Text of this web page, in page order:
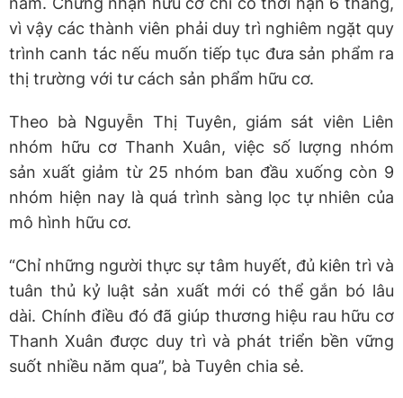
vì vậy các thành viên phải duy trì nghiêm ngặt quy
trình canh tác nếu muốn tiếp tục đưa sản phẩm ra
thị trường với tư cách sản phẩm hữu cơ.
Theo bà Nguyễn Thị Tuyên, giám sát viên Liên
nhóm hữu cơ Thanh Xuân, việc số lượng nhóm
sản xuất giảm từ 25 nhóm ban đầu xuống còn 9
nhóm hiện nay là quá trình sàng lọc tự nhiên của
mô hình hữu cơ.
“Chỉ những người thực sự tâm huyết, đủ kiên trì và
tuân thủ kỷ luật sản xuất mới có thể gắn bó lâu
dài. Chính điều đó đã giúp thương hiệu rau hữu cơ
Thanh Xuân được duy trì và phát triển bền vững
suốt nhiều năm qua”, bà Tuyên chia sẻ.